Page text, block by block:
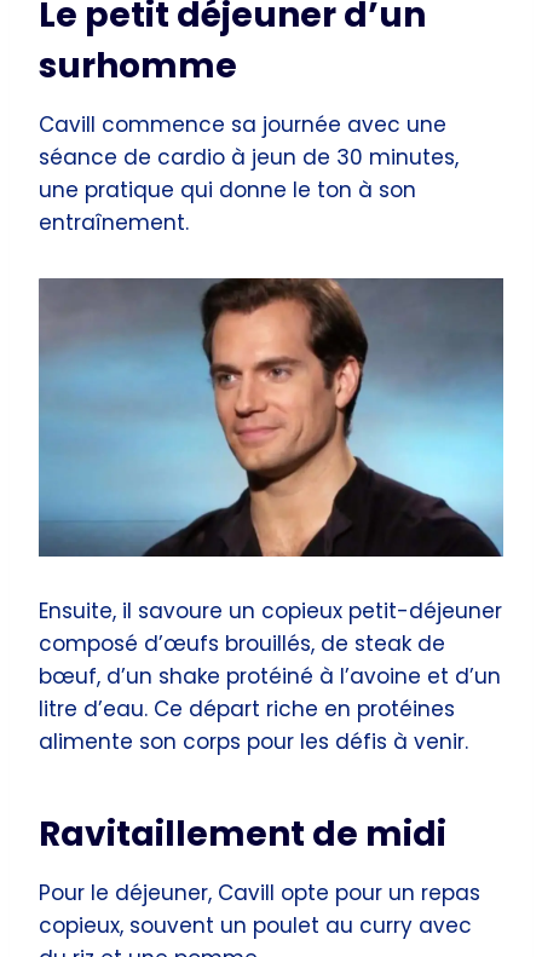
Le petit déjeuner d’un
surhomme
Cavill commence sa journée avec une
séance de cardio à jeun de 30 minutes,
une pratique qui donne le ton à son
entraînement.
Ensuite, il savoure un copieux petit-déjeuner
composé d’œufs brouillés, de steak de
bœuf, d’un shake protéiné à l’avoine et d’un
litre d’eau. Ce départ riche en protéines
alimente son corps pour les défis à venir.
Ravitaillement de midi
Pour le déjeuner, Cavill opte pour un repas
copieux, souvent un poulet au curry avec